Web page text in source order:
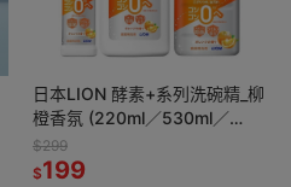
日本LION 酵素+系列洗碗精_柳
橙香氛 (220ml／530ml／
710ml)
$299
$199